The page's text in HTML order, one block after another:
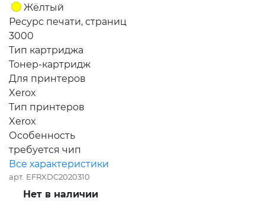
Жёлтый
Ресурс печати, страниц
3000
Тип картриджа
Тонер-картридж
Для принтеров
Xerox
Тип принтеров
Xerox
Особенность
требуется чип
Все характеристики
арт. EFRXDC2020310
Нет в наличии